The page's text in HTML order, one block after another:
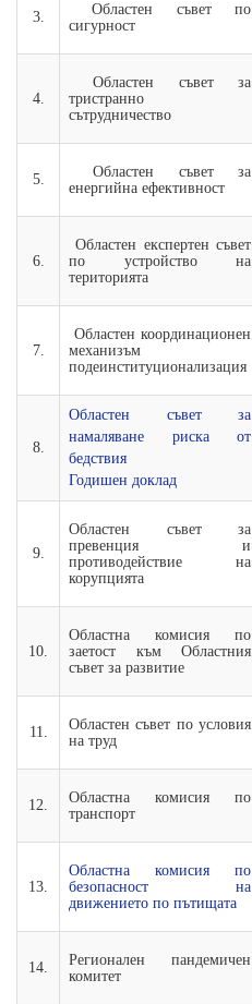
3.
Областен съвет по
сигурност
4.
Областен съвет за
тристранно
сътрудничество
5.
Областен съвет за
енергийна ефективност
6.
Областен експертен съвет
по устройство на
територията
7.
Областен координационен
механизъм
подеинституционализация
8.
Областен съвет за
намаляване риска от
бедствия
Годишен доклад
9.
Областен съвет за
превенция и
противодействие на
корупцията
10.
Областна комисия по
заетост към Областния
съвет за развитие
11.
Областен съвет по условия
на труд
12.
Областна комисия по
транспорт
13.
Областна комисия по
безопасност на
движението по пътищата
14.
Регионален пандемичен
комитет